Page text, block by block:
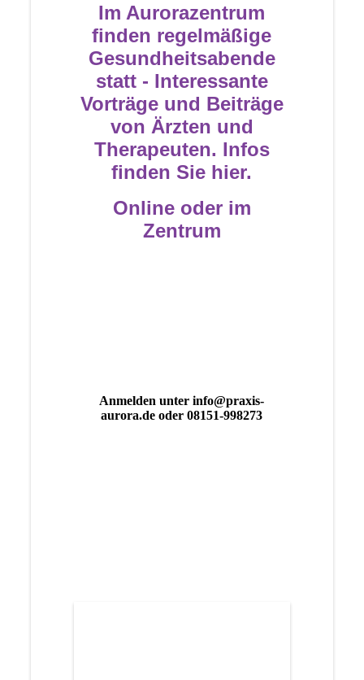
Im Aurorazentrum
finden regelmäßige
Gesundheitsabende
statt - Interessante
Vorträge und Beiträge
von Ärzten und
Therapeuten. Infos
finden Sie hier.
Online oder im
Zentrum
Anmelden unter info@praxis-
aurora.de oder 08151-998273